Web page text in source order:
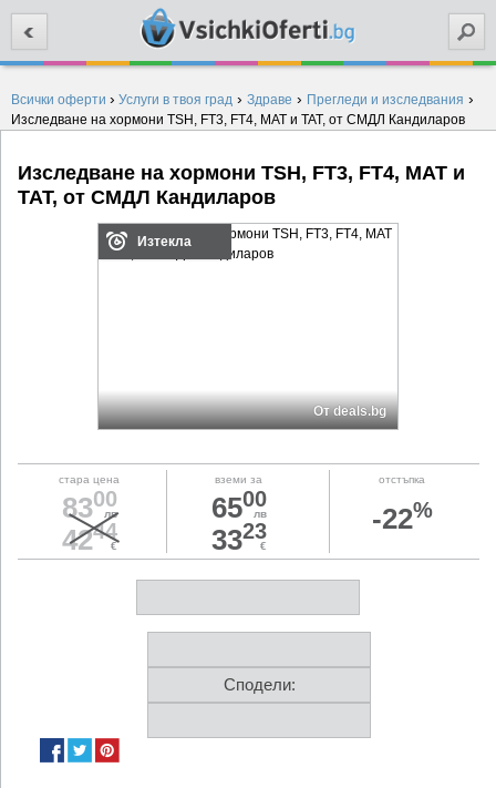
Всички оферти › Услуги в твоя град › Здраве › Прегледи и изследвания ›
Изследване на хормони TSH, FT3, FT4, MAT и TAT, от СМДЛ Кандиларов
Изследване на хормони TSH, FT3, FT4, MAT и
TAT, от СМДЛ Кандиларов
Изтекла
От deals.bg
стара цена
8300
лв
4244
€
вземи за
6500
лв
3323
€
отстъпка
-22%
Сподели: